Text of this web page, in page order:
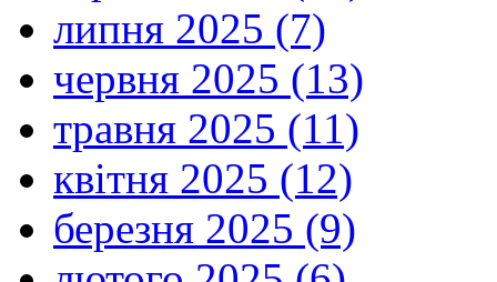
липня 2025 (7)
червня 2025 (13)
травня 2025 (11)
квітня 2025 (12)
березня 2025 (9)